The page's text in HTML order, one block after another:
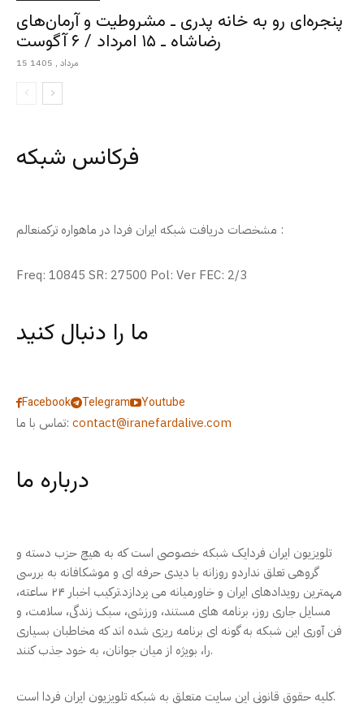
پنجره‌ای رو به خانه پدری ـ مشروطیت و آرمان‌های
رضاشاه ـ ۱۵ امرداد / ۶ آگوست
15 مرداد , 1405
فرکانس شبکه
مشخصات دریافت شبکه ایران فردا در ماهواره ترکمنعالم :
Freq: 10845 SR: 27500 Pol: Ver FEC: 2/3
ما را دنبال کنید
Facebook Telegram
Youtube
تماس با ما: contact@iranefardalive.com
درباره ما
تلویزیون ایران فردایک شبکه خصوصی است که به هیچ حزب دسته و
گروهی تعلق نداردو روزانه با دیدی حرفه ای و موشکافانه به بررسی
مهمترین رویدادهای ایران و خاورمیانه می پردازد.ترکیب اخبار ۲۴ ساعته،
مسایل جاری روز، برنامه های مستند، ورزشی، سبک زندگی، سلامت، و
فن آوری این شبکه به گونه ای برنامه ریزی شده اند که مخاطبان بسیاری
را، بویژه از میان جوانان، به خود جذب کنند.
کلیه حقوق قانونی این سایت متعلق به شبکه تلویزیون ایران فردا است.